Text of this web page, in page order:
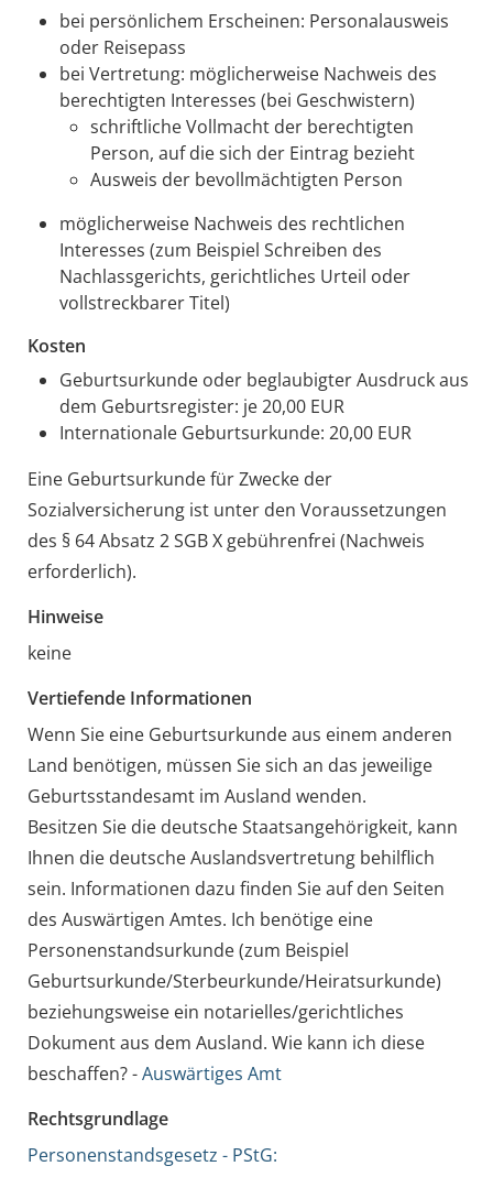
bei persönlichem Erscheinen: Personalausweis
oder Reisepass
bei Vertretung: möglicherweise Nachweis des
berechtigten Interesses (bei Geschwistern)
schriftliche Vollmacht der berechtigten
Person, auf die sich der Eintrag bezieht
Ausweis der bevollmächtigten Person
möglicherweise Nachweis des rechtlichen
Interesses (zum Beispiel Schreiben des
Nachlassgerichts, gerichtliches Urteil oder
vollstreckbarer Titel)
Kosten
Geburtsurkunde oder beglaubigter Ausdruck aus
dem Geburtsregister: je 20,00 EUR
Internationale Geburtsurkunde: 20,00 EUR
Eine Geburtsurkunde für Zwecke der
Sozialversicherung ist unter den Voraussetzungen
des § 64 Absatz 2 SGB X gebührenfrei (Nachweis
erforderlich).
Hinweise
keine
Vertiefende Informationen
Wenn Sie eine Geburtsurkunde aus einem anderen
Land benötigen, müssen Sie sich an das jeweilige
Geburtsstandesamt im Ausland wenden.
Besitzen Sie die deutsche Staatsangehörigkeit, kann
Ihnen die deutsche Auslandsvertretung behilflich
sein. Informationen dazu finden Sie auf den Seiten
des Auswärtigen Amtes. Ich benötige eine
Personenstandsurkunde (zum Beispiel
Geburtsurkunde/Sterbeurkunde/Heiratsurkunde)
beziehungsweise ein notarielles/gerichtliches
Dokument aus dem Ausland. Wie kann ich diese
beschaffen? -Auswärtiges Amt
Rechtsgrundlage
Personenstandsgesetz - PStG: